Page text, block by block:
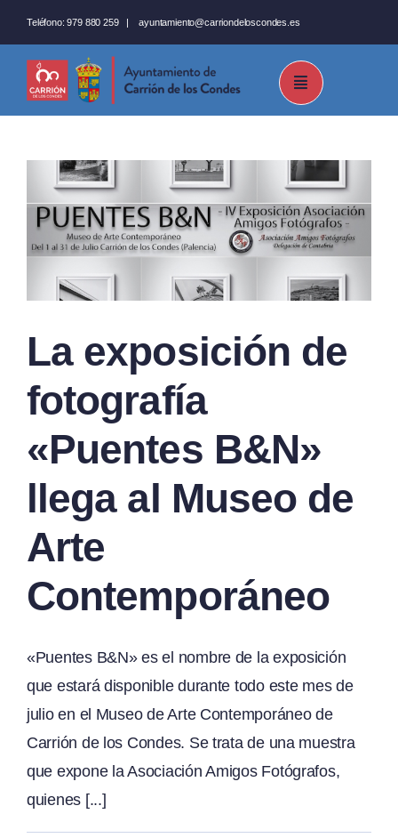
al
contenido
Teléfono: 979 880 259 |ayuntamiento@carriondeloscondes.es
La exposición de
fotografía
«Puentes B&N»
llega al Museo de
Arte
Contemporáneo
«Puentes B&N» es el nombre de la exposición
que estará disponible durante todo este mes de
julio en el Museo de Arte Contemporáneo de
Carrión de los Condes. Se trata de una muestra
que expone la Asociación Amigos Fotógrafos,
quienes [...]